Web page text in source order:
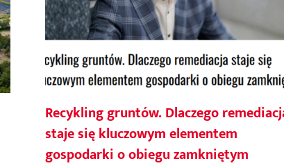
Recykling gruntów. Dlaczego
staje się kluczowym elementem
gospodarki o obiegu zamkniętym